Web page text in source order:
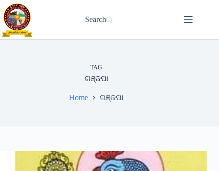
Skip
to
content
Search
TAG
ଗଞ୍ଜପା
Home ଗଞ୍ଜପା